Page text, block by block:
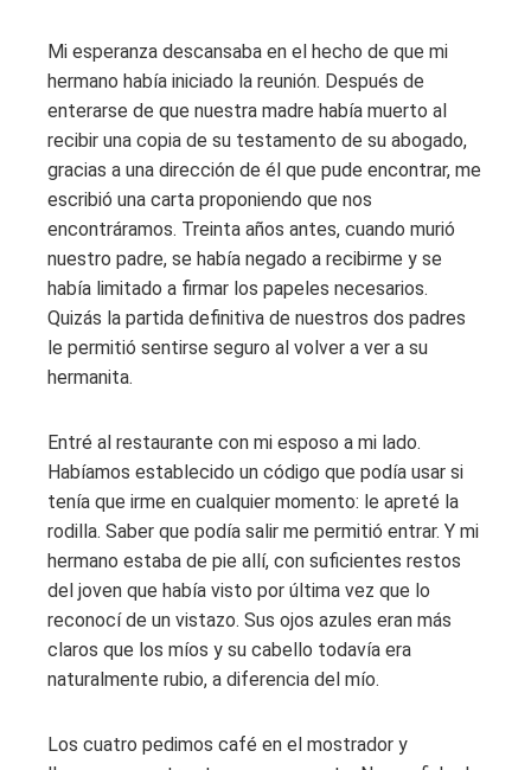
Mi esperanza descansaba en el hecho de que mi
hermano había iniciado la reunión. Después de
enterarse de que nuestra madre había muerto al
recibir una copia de su testamento de su abogado,
gracias a una dirección de él que pude encontrar, me
escribió una carta proponiendo que nos
encontráramos. Treinta años antes, cuando murió
nuestro padre, se había negado a recibirme y se
había limitado a firmar los papeles necesarios.
Quizás la partida definitiva de nuestros dos padres
le permitió sentirse seguro al volver a ver a su
hermanita.
Entré al restaurante con mi esposo a mi lado.
Habíamos establecido un código que podía usar si
tenía que irme en cualquier momento: le apreté la
rodilla. Saber que podía salir me permitió entrar. Y mi
hermano estaba de pie allí, con suficientes restos
del joven que había visto por última vez que lo
reconocí de un vistazo. Sus ojos azules eran más
claros que los míos y su cabello todavía era
naturalmente rubio, a diferencia del mío.
Los cuatro pedimos café en el mostrador y